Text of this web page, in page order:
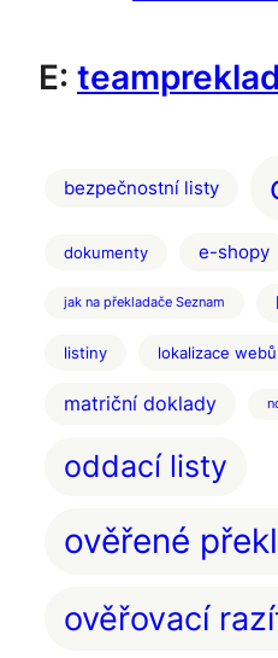
E:
bezpečnostní listy
dokumenty e-shopy
jak na překladače Seznam
listiny lokalizace webů
matriční doklady
oddací listy
ověřené
ověřovací